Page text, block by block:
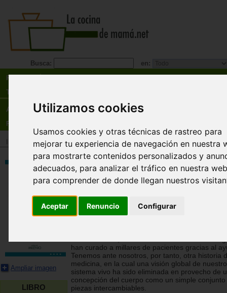
Utilizamos cookies
Usamos cookies y otras técnicas de rastreo para
mejorar tu experiencia de navegación en nuestra
para mostrarte contenidos personalizados y
adecuados, para analizar el tráfico en nuestra
para comprender de donde llegan nuestros
Aceptar Renuncio Configurar
Busca: en:
Recetas
Tienda
Actualidad
Registro
Tienda>Libros >Temas relacionados>Nutrición
Ampliar imagen
LIBRO
El ayuno como fuente de salud.
biología molecular y la
alternativa avalan este antiguo
método natural de terapia
Thierry de Lestrade
han curado a millares de pacientes gracias al
Tenemos ante nosotros, por tanto, otra historia
medicina, en la cual una visión global de nuestro
sistema vivo ha sido eliminada en provecho de
concepción del cuerpo como un simple conjunto
piezas intercambiables.